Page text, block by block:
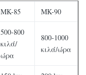
MK-85 MK-90
500-800
κιλά/
ώρα
800-1000
κιλά/ώρα